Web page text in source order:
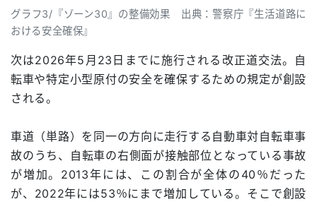
グラフ3/『ゾーン30』の整備効果 出典：警察庁『生活道路に
おける安全確保』
次は2026年5月23日までに施行される改正道交法。自
転車や特定小型原付の安全を確保するための規定が創設
される。
車道（単路）を同一の方向に走行する自動車対自転車事
故のうち、自転車の右側面が接触部位となっている事故
が増加。2013年には、この割合が全体の40％だった
が、2022年には53％にまで増加している。そこで創設